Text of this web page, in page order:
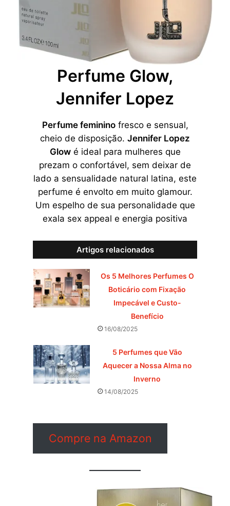
Perfume Glow,
Jennifer Lopez
Perfume femininofresco e sensual,
cheio de disposição. Jennifer Lopez
Glowé ideal para mulheres que
prezam o confortável, sem deixar de
lado a sensualidade natural latina, este
perfume é envolto em muito glamour.
Um espelho de sua personalidade que
exala sex appeal e energia positiva
Artigos relacionados
Os 5 Melhores Perfumes O
Boticário com Fixação
Impecável e Custo-
Benefício
16/08/2025
5 Perfumes que Vão
Aquecer a Nossa Alma no
Inverno
14/08/2025
Compre na Amazon